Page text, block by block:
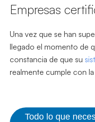
Empresas
Una vez que se han
llegado el momento de
constancia de que su
realmente cumple con
Todo lo que